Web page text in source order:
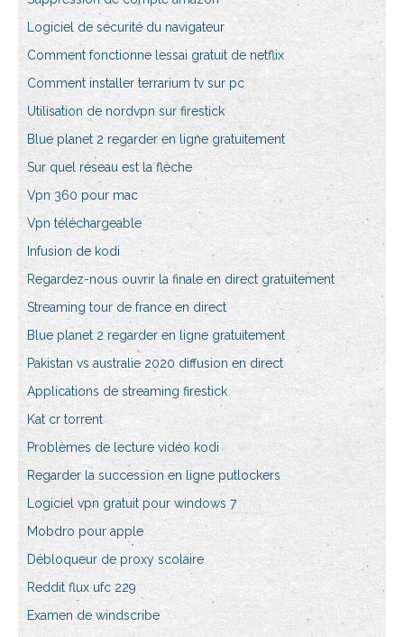
Logiciel de sécurité du navigateur
Comment fonctionne lessai gratuit de netflix
Comment installer terrarium tv sur pc
Utilisation de nordvpn sur firestick
Blue planet 2 regarder en ligne gratuitement
Sur quel réseau est la flèche
Vpn 360 pour mac
Vpn téléchargeable
Infusion de kodi
Regardez-nous ouvrir la finale en direct gratuitement
Streaming tour de france en direct
Blue planet 2 regarder en ligne gratuitement
Pakistan vs australie 2020 diffusion en direct
Applications de streaming firestick
Kat cr torrent
Problèmes de lecture vidéo kodi
Regarder la succession en ligne putlockers
Logiciel vpn gratuit pour windows 7
Mobdro pour apple
Débloqueur de proxy scolaire
Reddit flux ufc 229
Examen de windscribe